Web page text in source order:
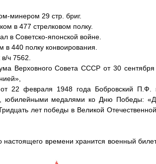
минером 29 стр. бриг.
в 477 стрелковом полку.
в Советско-японской войне.
в 440 полку конвоирования.
ч 7562.
Верховного Совета СССР от 30
22 февраля 1948 года Бобровский П.Ф.
юбилейными медалями ко Дню Победы:
лет победы в Великой
времени хранится военный